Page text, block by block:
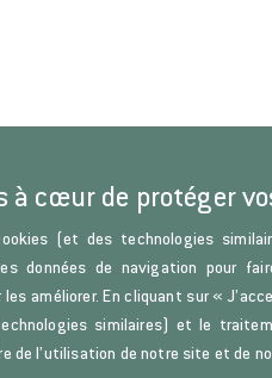
à cœur de protéger
(et des technologies
données de navigation pour
les améliorer. En cliquant sur «
similaires) et le
de l’utilisation de notre site et de